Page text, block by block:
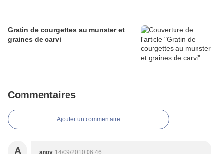
Gratin de courgettes au munster et
graines de carvi
Commentaires
Ajouter un commentaire
A angy 14/09/2010 06:46